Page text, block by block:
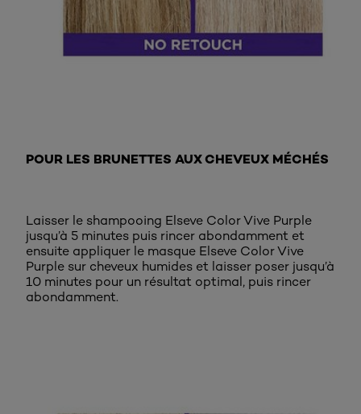
POUR LES BRUNETTES AUX CHEVEUX MÉCHÉS
Laisser le shampooing Elseve Color Vive Purple
jusqu’à 5 minutes puis rincer abondamment et
ensuite appliquer le masque Elseve Color Vive
Purple sur cheveux humides et laisser poser jusqu’à
10 minutes pour un résultat optimal, puis rincer
abondamment.